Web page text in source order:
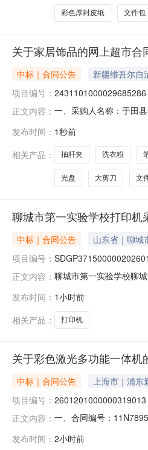
彩色厚封皮纸 文件包
关于家居饰品的网上超市合
中标｜合同公告 新疆维吾尔自
项目编号： 2431101000029685286
正文内容： 一、采购人名称：于田
封皮纸质印彩色厚封皮
发布时间： 1秒前
相关产品：
抽杆夹 洗衣粉
光盘 大剪刀 文
聊城市第一实验学校打印机
中标｜合同公告 山东省｜聊城
项目编号：
正文内容： 聊城市第一实验学校聊
系方式：7299887供应
发布时间： 1小时前
相关产品：
打印机
关于彩色激光多功能一体机
中标｜合同公告 上海市｜浦东
项目编号： 2601201000000319013
正文内容： 一、合同编号：
息科技有限公司地址：
发布时间： 2小时前